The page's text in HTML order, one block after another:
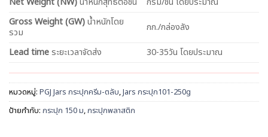
Gross Weight (GW)น้ำหนักโดย
รวม
กก./กล่องลัง
Lead time ระยะเวลาจัดส่ง 30-35วัน โดยประมาณ
หมวดหมู่: PGJ Jars กระปุกครีม-ตลับ,Jars กระปุก101-250g
ป้ายกำกับ: กระปุก 150 ม,กระปุกพลาสติก